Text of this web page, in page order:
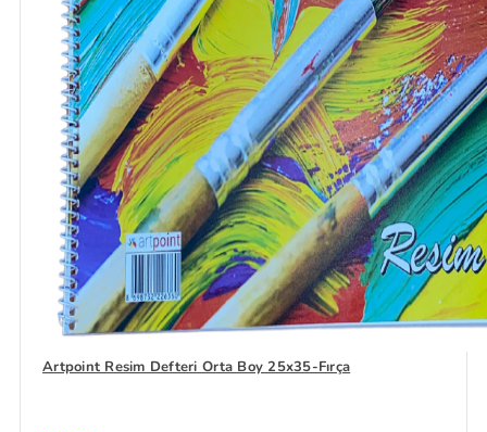
Artpoint Resim Defteri Orta Boy 25x35-Fırça